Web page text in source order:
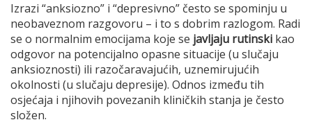
Izrazi “anksiozno” i “depresivno” često se spominju u
neobaveznom razgovoru – i to s dobrim razlogom. Radi
se o normalnim emocijama koje se javljaju rutinski kao
odgovor na potencijalno opasne situacije (u slučaju
anksioznosti) ili razočaravajućih, uznemirujućih
okolnosti (u slučaju depresije). Odnos između tih
osjećaja i njihovih povezanih kliničkih stanja je često
složen.